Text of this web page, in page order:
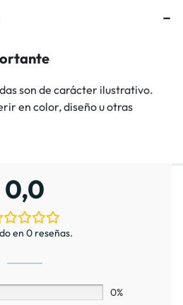
son de carácter ilustrativo.
en color, diseño u otras
0,0
en 0 reseñas.
0%